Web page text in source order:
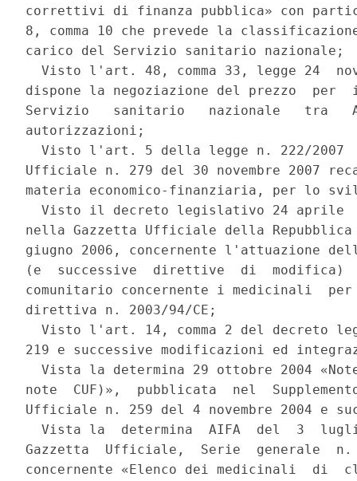
correttivi di finanza pubblica» con
8, comma 10 che prevede la
carico del Servizio sanitario nazionale;
Visto l'art. 48, comma 33, legge 24
dispone la negoziazione del prezzo
Servizio   sanitario   nazionale   tra
autorizzazioni;
Visto l'art. 5 della legge n. 222/2007
Ufficiale n. 279 del 30 novembre 2007
materia economico-finanziaria, per lo
Visto il decreto legislativo 24 aprile
nella Gazzetta Ufficiale della
giugno 2006, concernente l'attuazione
(e  successive  direttive  di
comunitario concernente i medicinali
direttiva n. 2003/94/CE;
Visto l'art. 14, comma 2 del decreto
219 e successive modificazioni ed
Vista la determina 29 ottobre 2004
note  CUF)»,  pubblicata  nel
Ufficiale n. 259 del 4 novembre 2004 e
Vista la  determina  AIFA  del  3
Gazzetta  Ufficiale,  Serie  generale
concernente «Elenco dei medicinali  di